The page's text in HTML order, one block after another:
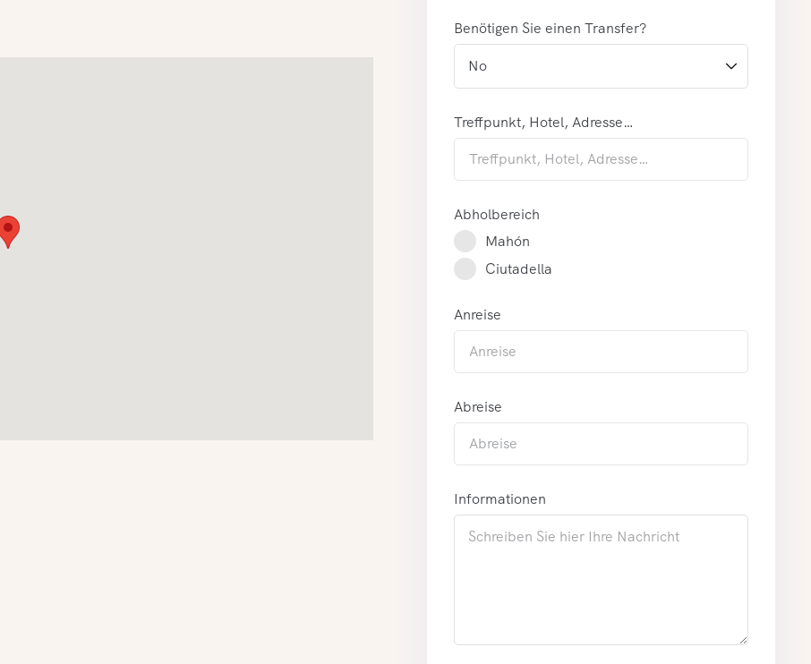
Benötigen Sie einen Transfer?
Treffpunkt, Hotel, Adresse…
Abholbereich
Mahón
Ciutadella
Anreise
Abreise
Informationen